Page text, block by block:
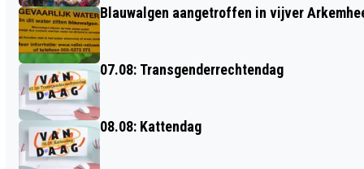
Blauwalgen aangetroffen in vijver
07.08: Transgenderrechtendag
08.08: Kattendag